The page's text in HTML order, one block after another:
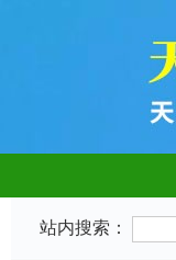
站内搜索：